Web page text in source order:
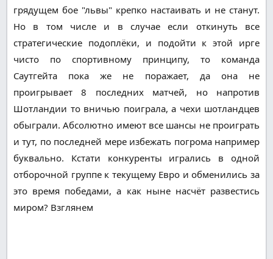
грядущем бое "львы" крепко настаивать и не станут.
Но в том числе и в случае если откинуть все
стратегические подоплёки, и подойти к этой ирге
чисто по спортивному принципу, то команда
Саутгейта пока же не поражает, да она не
проигрывает 8 последних матчей, но напротив
Шотландии то вничью поиграла, а чехи шотландцев
обыграли. Абсолютно имеют все шансы не проиграть
и тут, по последней мере избежать погрома например
буквально. Кстати конкуренты игрались в одной
отборочной группе к текущему Евро и обменились за
это время победами, а как ныне насчёт развестись
миром? Взглянем